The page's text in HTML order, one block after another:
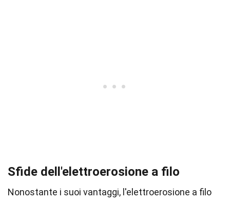
Sfide dell'elettroerosione a filo
Nonostante i suoi vantaggi, l'elettroerosione a filo